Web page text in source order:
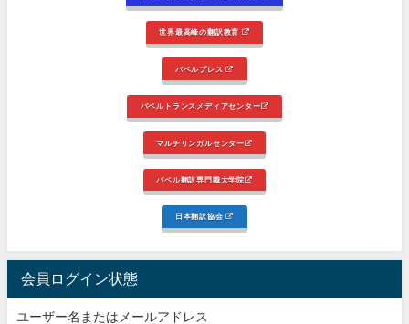
世界最高峰の翻訳教育
バベルプレス
バベルトランスメディアセンター
マルチリンガルセンター
バベル翻訳専門職大学院
日本翻訳協会
会員ログイン状態
ユーザー名またはメールアドレス